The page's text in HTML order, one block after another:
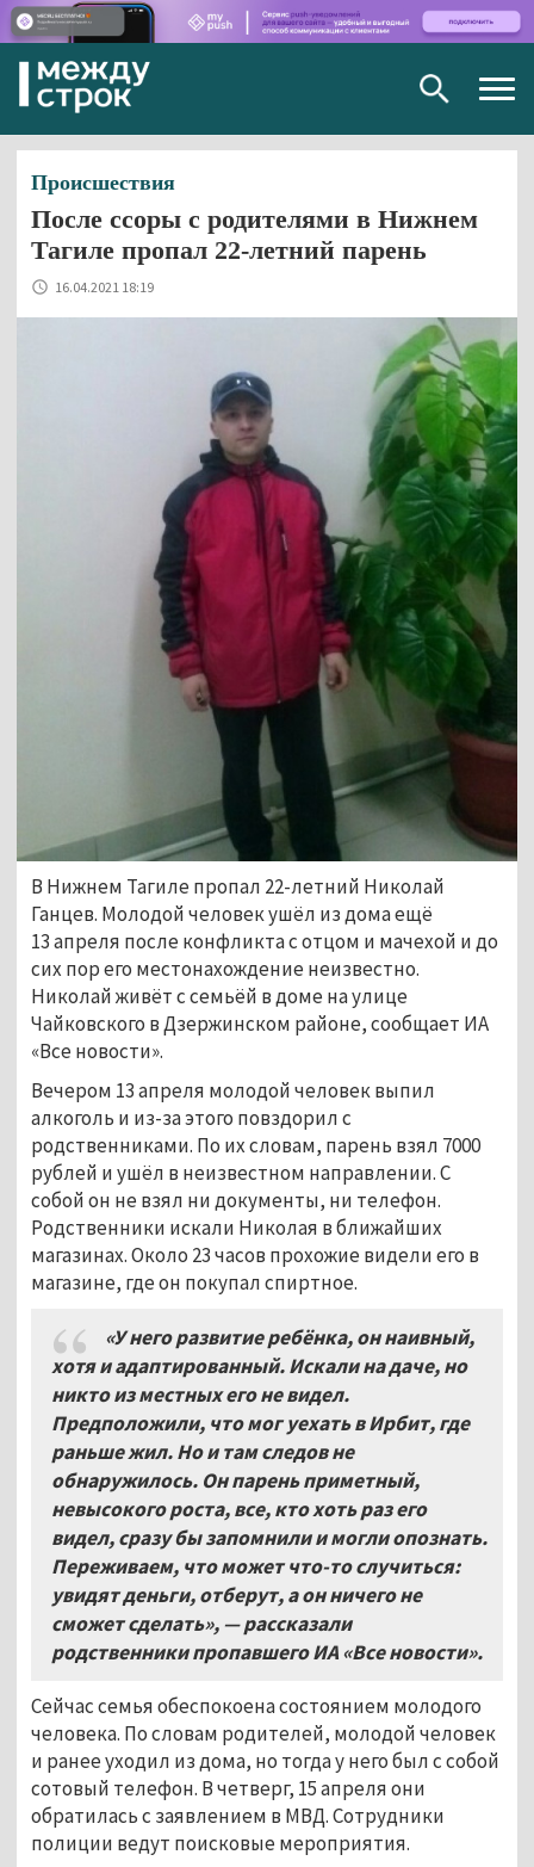
Происшествия
После ссоры с родителями в Нижнем
Тагиле пропал 22-летний парень
16.04.2021 18:19
В Нижнем Тагиле пропал 22-летний Николай
Ганцев. Молодой человек ушёл из дома ещё
13 апреля после конфликта с отцом и мачехой и до
сих пор его местонахождение неизвестно.
Николай живёт с семьёй в доме на улице
Чайковского в Дзержинском районе, сообщает ИА
«Все новости».
Вечером 13 апреля молодой человек выпил
алкоголь и из-за этого повздорил с
родственниками. По их словам, парень взял 7000
рублей и ушёл в неизвестном направлении. С
собой он не взял ни документы, ни телефон.
Родственники искали Николая в ближайших
магазинах. Около 23 часов прохожие видели его в
магазине, где он покупал спиртное.
«У него развитие ребёнка, он наивный,
хотя и адаптированный. Искали на даче, но
никто из местных его не видел.
Предположили, что мог уехать в Ирбит, где
раньше жил. Но и там следов не
обнаружилось. Он парень приметный,
невысокого роста, все, кто хоть раз его
видел, сразу бы запомнили и могли опознать.
Переживаем, что может что-то случиться:
увидят деньги, отберут, а он ничего не
сможет сделать», — рассказали
родственники пропавшего ИА «Все новости».
Сейчас семья обеспокоена состоянием молодого
человека. По словам родителей, молодой человек
и ранее уходил из дома, но тогда у него был с собой
сотовый телефон. В четверг, 15 апреля они
обратилась с заявлением в МВД. Сотрудники
полиции ведут поисковые мероприятия.